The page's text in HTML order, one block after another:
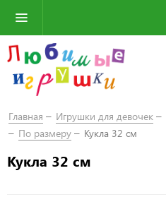
Главная Игрушки для девочек
По размеру
Кукла 32 см
Кукла 32 см